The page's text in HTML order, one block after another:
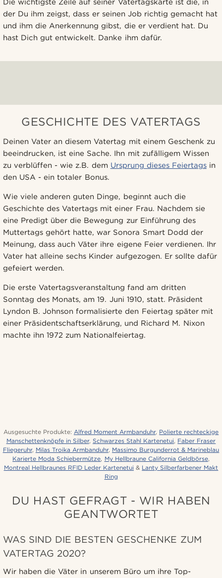
Die wichtigste Zeile auf seiner Vatertagskarte ist die, in
der Du ihm zeigst, dass er seinen Job richtig gemacht hat
und ihm die Anerkennung gibst, die er verdient hat. Du
hast Dich gut entwickelt. Danke ihm dafür.
GESCHICHTE DES VATERTAGS
Deinen Vater an diesem Vatertag mit einem Geschenk zu
beeindrucken, ist eine Sache. Ihn mit zufälligem Wissen
zu verblüffen - wie z.B. dem Ursprung dieses Feiertagsin
den USA - ein totaler Bonus.
Wie viele anderen guten Dinge, beginnt auch die
Geschichte des Vatertags mit einer Frau. Nachdem sie
eine Predigt über die Bewegung zur Einführung des
Muttertags gehört hatte, war Sonora Smart Dodd der
Meinung, dass auch Väter ihre eigene Feier verdienen. Ihr
Vater hat alleine sechs Kinder aufgezogen. Er sollte dafür
gefeiert werden.
Die erste Vatertagsveranstaltung fand am dritten
Sonntag des Monats, am 19. Juni 1910, statt. Präsident
Lyndon B. Johnson formalisierte den Feiertag später mit
einer Präsidentschaftserklärung, und Richard M. Nixon
machte ihn 1972 zum Nationalfeiertag.
Ausgesuchte Produkte: Alfred Moment Armbanduhr, Polierte rechteckige
Manschettenknöpfe in Silber, Schwarzes Stahl Kartenetui, Faber Fraser
Fliegeruhr, Milas Troika Armbanduhr, Massimo Burgunderrot & Marineblau
Karierte Moda Schiebermütze, My Hellbraune California Geldbörse,
Montreal Hellbraunes RFID Leder Kartenetui & Lanty Silberfarbener Makt
Ring
DU HAST GEFRAGT - WIR HABEN
GEANTWORTET
WAS SIND DIE BESTEN GESCHENKE ZUM
VATERTAG 2020?
Wir haben die Väter in unserem Büro um ihre Top-